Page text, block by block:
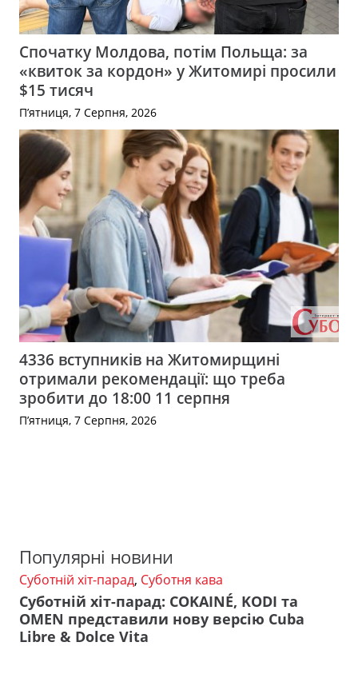
Спочатку Молдова, потім Польща: за
«квиток за кордон» у Житомирі просили
$15 тисяч
П’ятниця, 7 Серпня, 2026
4336 вступників на Житомирщині
отримали рекомендації: що треба
зробити до 18:00 11 серпня
П’ятниця, 7 Серпня, 2026
Популярні новини
Суботній хіт-парад, Суботня кава
Суботній хіт-парад: COKAINÉ, KODI та
OMEN представили нову версію Cuba
Libre & Dolce Vita